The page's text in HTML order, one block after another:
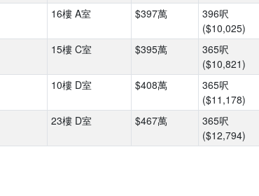
16樓 A室 $397萬
396呎
($10,025)
15樓 C室 $395萬
365呎
($10,821)
10樓 D室 $408萬
365呎
($11,178)
23樓 D室 $467萬
365呎
($12,794)